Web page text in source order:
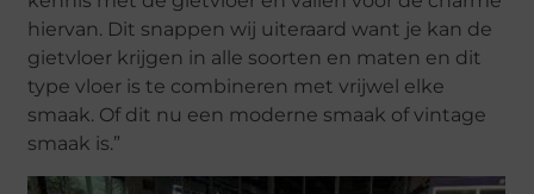
hiervan. Dit snappen wij uiteraard want je kan de
gietvloer krijgen in alle soorten en maten en dit
type vloer is te combineren met vrijwel elke
smaak. Of dit nu een moderne smaak of vintage
smaak is.”